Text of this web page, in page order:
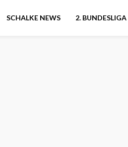
SCHALKE NEWS 2. BUNDESLIGA